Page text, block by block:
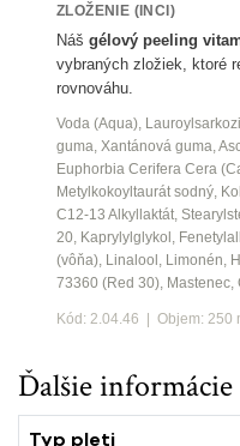
ZLOŽENIE (INCI)
Náš gélový peeling
vybraných zložiek, ktoré
rovnováhu.
Voda (Aqua),
guma, Xantánová guma,
Euphorbia Cerifera Cera
Metylkokoyltaurát sodný,
C12-13 Alkyllaktát,
20, Kaprylylglykol,
(vôňa), Linalool, Limonén,
73360 (Red 30), Mastenec,
Kód: 2.04.46 | Objem: 250
Ďalšie informácie
Typ pleti